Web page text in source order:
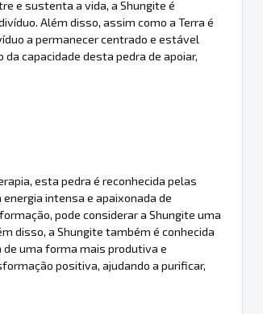
e sustenta a vida, a Shungite é
Além disso, assim como a Terra é
a permanecer centrado e estável
capacidade desta pedra de apoiar,
esta pedra é reconhecida pelas
intensa e apaixonada de
pode considerar a Shungite uma
disso, a Shungite também é conhecida
de uma forma mais produtiva e
positiva, ajudando a purificar,